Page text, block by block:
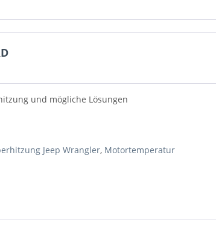
und mögliche Lösungen
Jeep Wrangler, Motortemperatur